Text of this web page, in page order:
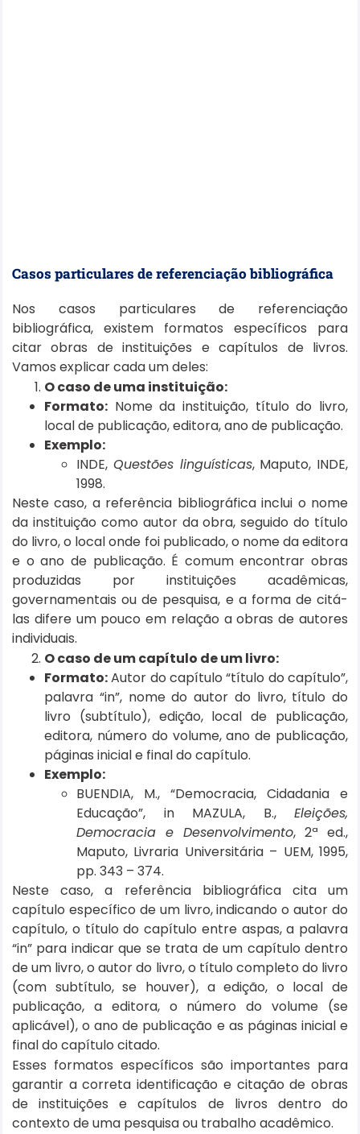
Casos particulares de referenciação bibliográfica
Nos casos particulares de referenciação
bibliográfica, existem formatos específicos para
citar obras de instituições e capítulos de livros.
Vamos explicar cada um deles:
O caso de uma instituição:
Formato: Nome da instituição, título do livro,
local de publicação, editora, ano de publicação.
Exemplo:
INDE, Questões linguísticas, Maputo, INDE,
1998.
Neste caso, a referência bibliográfica inclui o nome
da instituição como autor da obra, seguido do título
do livro, o local onde foi publicado, o nome da editora
e o ano de publicação. É comum encontrar obras
produzidas por instituições acadêmicas,
governamentais ou de pesquisa, e a forma de citá-
las difere um pouco em relação a obras de autores
individuais.
O caso de um capítulo de um livro:
Formato:Autor do capítulo “título do capítulo”,
palavra “in”, nome do autor do livro, título do
livro (subtítulo), edição, local de publicação,
editora, número do volume, ano de publicação,
páginas inicial e final do capítulo.
Exemplo:
BUENDIA, M., “Democracia, Cidadania e
Educação”, in MAZULA, B., Eleições,
Democracia e Desenvolvimento, 2ª ed.,
Maputo, Livraria Universitária – UEM, 1995,
pp. 343 – 374.
Neste caso, a referência bibliográfica cita um
capítulo específico de um livro, indicando o autor do
capítulo, o título do capítulo entre aspas, a palavra
“in” para indicar que se trata de um capítulo dentro
de um livro, o autor do livro, o título completo do livro
(com subtítulo, se houver), a edição, o local de
publicação, a editora, o número do volume (se
aplicável), o ano de publicação e as páginas inicial e
final do capítulo citado.
Esses formatos específicos são importantes para
garantir a correta identificação e citação de obras
de instituições e capítulos de livros dentro do
contexto de uma pesquisa ou trabalho acadêmico.